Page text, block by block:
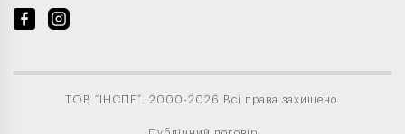
ТОВ “ІНСПЕ”. 2000-2026 Всі права захищено.